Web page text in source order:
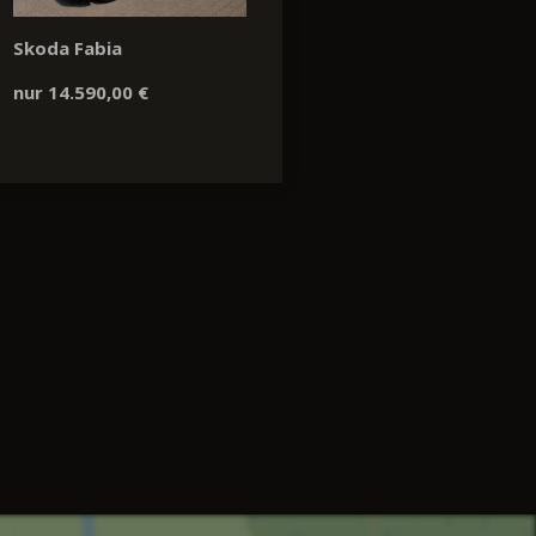
Skoda Fabia
nur 14.590,00 €